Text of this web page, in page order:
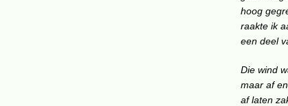
hoog
raakte ik
een deel
Die wind
maar af
af laten